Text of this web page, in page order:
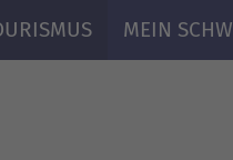
MEIN